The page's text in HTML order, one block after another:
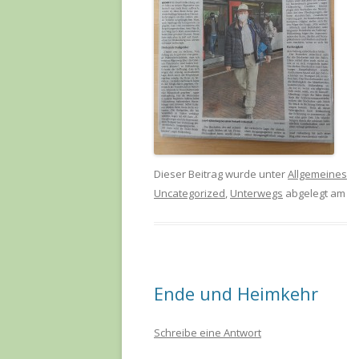
Dieser Beitrag wurde unterAllgemeines
Uncategorized, Unterwegs abgelegt am
Ende und Heimkehr
Schreibe eine Antwort